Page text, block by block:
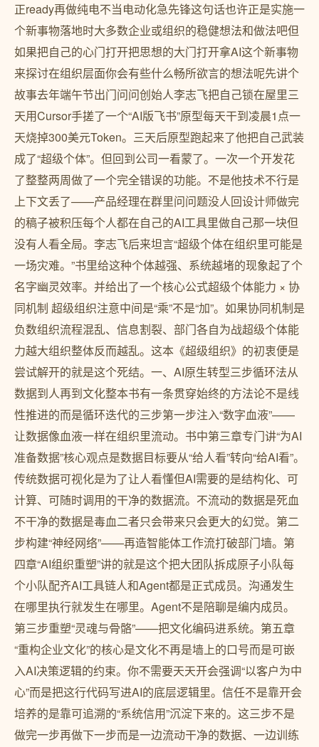
正ready再做纯电不当电动化急先锋这句话也许正是实施一
个新事物落地时大多数企业或组织的稳健想法和做法吧但
如果把自己的心门打开把思想的大门打开拿AI这个新事物
来探讨在组织层面你会有些什么畅所欲言的想法呢先讲个
故事去年端午节出门问问创始人李志飞把自己锁在屋里三
天用Cursor手搓了一个“AI版飞书”原型每天干到凌晨1点一
天烧掉300美元Token。三天后原型跑起来了他把自己武装
成了“超级个体”。但回到公司一看蒙了。一次一个开发花
了整整两周做了一个完全错误的功能。不是他技术不行是
上下文丢了——产品经理在群里问问题没人回设计师做完
的稿子被积压每个人都在自己的AI工具里做自己那一块但
没有人看全局。李志飞后来坦言“超级个体在组织里可能是
一场灾难。”书里给这种个体越强、系统越堵的现象起了个
名字幽灵效率。并给出了一个核心公式超级个体能力 × 协
同机制 超级组织注意中间是“乘”不是“加”。如果协同机制是
负数组织流程混乱、信息割裂、部门各自为战超级个体能
力越大组织整体反而越乱。这本《超级组织》的初衷便是
尝试解开的就是这个死结。一、AI原生转型三步循环法从
数据到人再到文化整本书有一条贯穿始终的方法论不是线
性推进的而是循环迭代的三步第一步注入“数字血液”——
让数据像血液一样在组织里流动。书中第三章专门讲“为AI
准备数据”核心观点是数据目标要从“给人看”转向“给AI看”。
传统数据可视化是为了让人看懂但AI需要的是结构化、可
计算、可随时调用的干净的数据流。不流动的数据是死血
不干净的数据是毒血二者只会带来只会更大的幻觉。第二
步构建“神经网络”——再造智能体工作流打破部门墙。第
四章“AI组织重塑”讲的就是这个把大团队拆成原子小队每
个小队配齐AI工具链人和Agent都是正式成员。沟通发生
在哪里执行就发生在哪里。Agent不是陪聊是编内成员。
第三步重塑“灵魂与骨骼”——把文化编码进系统。第五章
“重构企业文化”的核心是文化不再是墙上的口号而是可嵌
入AI决策逻辑的约束。你不需要天天开会强调“以客户为中
心”而是把这行代码写进AI的底层逻辑里。信任不是靠开会
培养的是靠可追溯的“系统信用”沉淀下来的。这三步不是
做完一步再做下一步而是一边流动干净的数据、一边训练